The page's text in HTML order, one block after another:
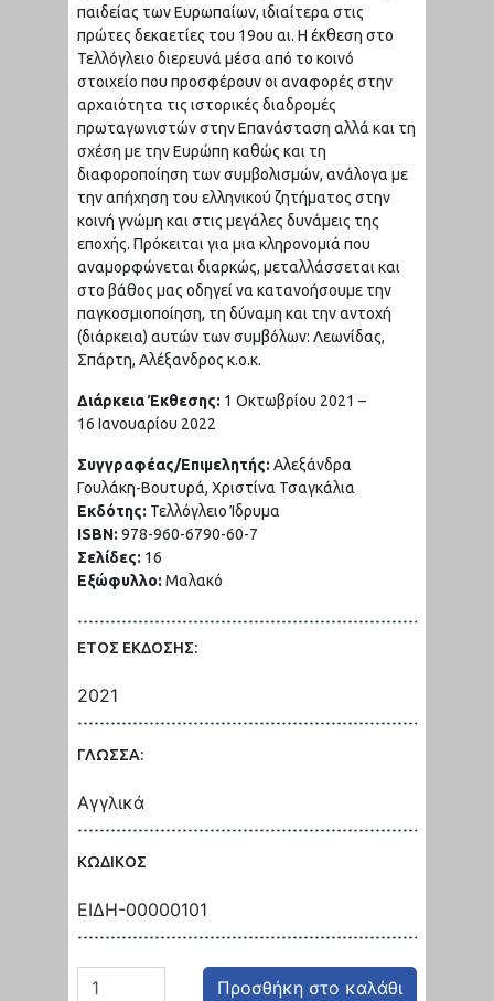
παιδείας των Ευρωπαίων, ιδιαίτερα στις
πρώτες δεκαετίες του 19ου αι. Η έκθεση στο
Τελλόγλειο διερευνά μέσα από το κοινό
στοιχείο που προσφέρουν οι αναφορές στην
αρχαιότητα τις ιστορικές διαδρομές
πρωταγωνιστών στην Επανάσταση αλλά και τη
σχέση με την Ευρώπη καθώς και τη
διαφοροποίηση των συμβολισμών, ανάλογα με
την απήχηση του ελληνικού ζητήματος στην
κοινή γνώμη και στις μεγάλες δυνάμεις της
εποχής. Πρόκειται για μια κληρονομιά που
αναμορφώνεται διαρκώς, μεταλλάσσεται και
στο βάθος μας οδηγεί να κατανοήσουμε την
παγκοσμιοποίηση, τη δύναμη και την αντοχή
(διάρκεια) αυτών των συμβόλων: Λεωνίδας,
Σπάρτη, Αλέξανδρος κ.ο.κ.
Διάρκεια Έκθεσης: 1 Οκτωβρίου 2021 –
16 Ιανουαρίου 2022
Συγγραφέας/Επιμελητής: Αλεξάνδρα
Γουλάκη-Βουτυρά, Χριστίνα Τσαγκάλια
Εκδότης: Τελλόγλειο Ίδρυμα
ISBN: 978-960-6790-60-7
Σελίδες: 16
Εξώφυλλο: Μαλακό
ΕΤΟΣ ΕΚΔΟΣΗΣ:
2021
ΓΛΩΣΣΑ:
Αγγλικά
ΚΩΔΙΚΟΣ
ΕΙΔΗ-00000101
Προσθήκη στο καλάθι